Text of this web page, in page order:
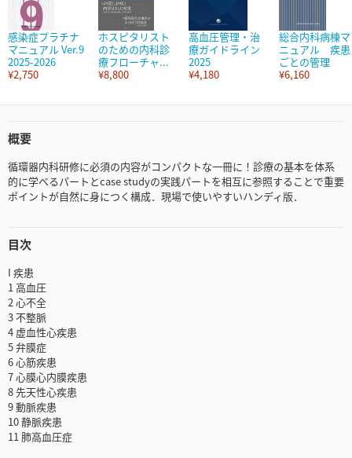
感染症プラチナ
マニュアル Ver.9
2025-2026
¥2,750
ホスピタリスト
のための内科診
療フローチャ...
¥8,800
高血圧管理・治
療ガイドライン
2025
¥4,180
総合内科病棟マ
ニュアル 疾患
ごとの管理
¥6,160
概要
循環器内科研修に必須の内容がコンパクトな一冊に！診療の基本を体系
的に学べるパートとcase studyの実践パートを相互に参照することで重要
ポイントが自然に身につく構成．現場で使いやすいハンディ版．
目次
I 疾患
1 高血圧
2 心不全
3 不整脈
4 虚血性心疾患
5 弁膜症
6 心筋疾患
7 心膜心内膜疾患
8 先天性心疾患
9 動脈疾患
10 静脈疾患
11 肺高血圧症